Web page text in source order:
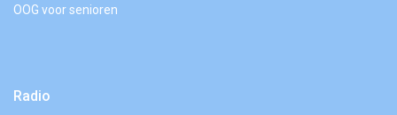
OOG voor senioren
Radio